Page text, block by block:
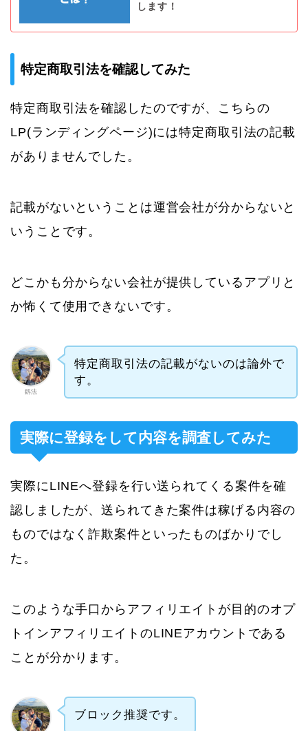
します！
特定商取引法を確認してみた
特定商取引法を確認したのですが、こちらの
LP(ランディングページ)には特定商取引法の記載
がありませんでした。
記載がないということは運営会社が分からないと
いうことです。
どこかも分からない会社が提供しているアプリと
か怖くて使用できないです。
釼法
特定商取引法の記載がないのは論外で
す。
実際に登録をして内容を調査してみた
実際にLINEへ登録を行い送られてくる案件を確
認しましたが、送られてきた案件は稼げる内容の
ものではなく詐欺案件といったものばかりでし
た。
このような手口からアフィリエイトが目的のオプ
トインアフィリエイトのLINEアカウントである
ことが分かります。
ブロック推奨です。